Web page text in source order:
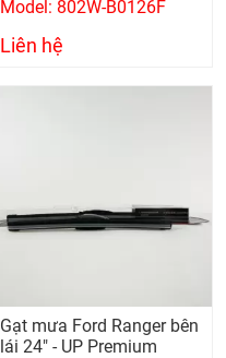
Model: 802W-B0126F
Liên hệ
Gạt mưa Ford Ranger bên
lái 24" - UP Premium